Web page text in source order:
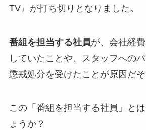
TV』が打ち切りとなりました。
番組を担当する社員が、会社経
していたことや、スタッフへの
懲戒処分を受けたことが原因だそ
この「番組を担当する社員」と
ょうか？